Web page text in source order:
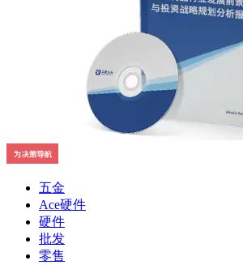
五金
Ace硬件
硬件
批发
零售